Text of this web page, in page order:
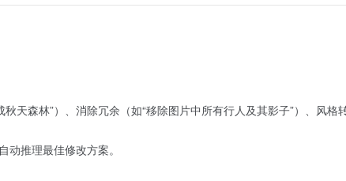
天森林”）、消除冗余（如“移除图片中所有行人及其影子”）、风格
动推理最佳修改方案。